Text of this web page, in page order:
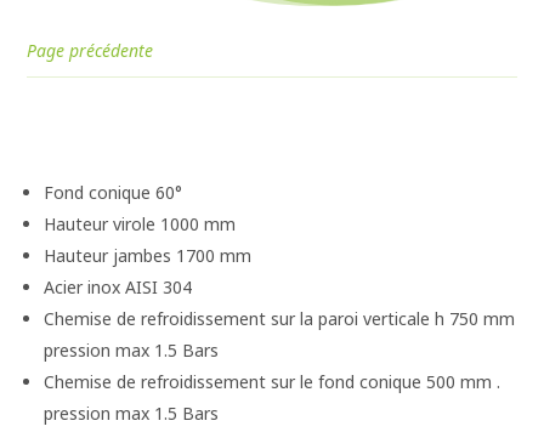
Page précédente
Fond conique 60°
Hauteur virole 1000 mm
Hauteur jambes 1700 mm
Acier inox AISI 304
Chemise de refroidissement sur la paroi verticale h 750 mm
pression max 1.5 Bars
Chemise de refroidissement sur le fond conique 500 mm .
pression max 1.5 Bars